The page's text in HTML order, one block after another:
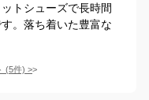
トシューズで長時間
。落ち着いた豊富な
(5件) >